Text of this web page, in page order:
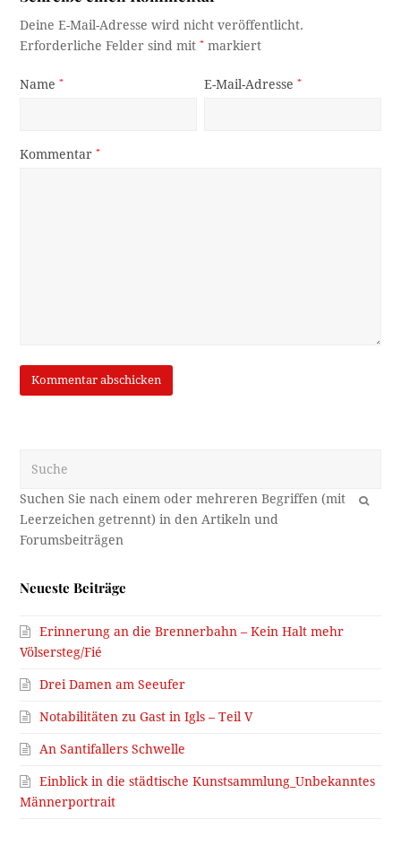
Deine E-Mail-Adresse wird nicht veröffentlicht.
Erforderliche Felder sind mit* markiert
Name* E-Mail-Adresse*
Kommentar*
OK
Neueste Beiträge
Erinnerung an die Brennerbahn – Kein Halt mehr
Völsersteg/Fié
Drei Damen am Seeufer
Notabilitäten zu Gast in Igls – Teil V
An Santifallers Schwelle
Einblick in die städtische Kunstsammlung_Unbekanntes
Männerportrait